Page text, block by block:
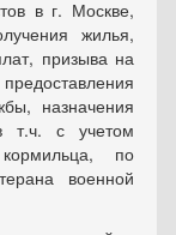
в г. Москве,
жилья,
призыва на
назначения
т.ч. с учетом
по
военной